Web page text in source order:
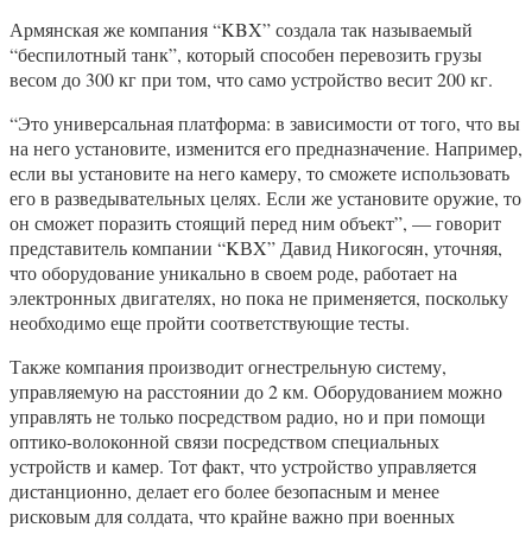
Армянская же компания “KBX” создала так называемый
“беспилотный танк”, который способен перевозить грузы
весом до 300 кг при том, что само устройство весит 200 кг.
“Это универсальная платформа: в зависимости от того, что вы
на него установите, изменится его предназначение. Например,
если вы установите на него камеру, то сможете использовать
его в разведывательных целях. Если же установите оружие, то
он сможет поразить стоящий перед ним объект”, — говорит
представитель компании “KВX” Давид Никогосян, уточняя,
что оборудование уникально в своем роде, работает на
электронных двигателях, но пока не применяется, поскольку
необходимо еще пройти соответствующие тесты.
Также компания производит огнестрельную систему,
управляемую на расстоянии до 2 км. Оборудованием можно
управлять не только посредством радио, но и при помощи
оптико-волоконной связи посредством специальных
устройств и камер. Тот факт, что устройство управляется
дистанционно, делает его более безопасным и менее
рисковым для солдата, что крайне важно при военных